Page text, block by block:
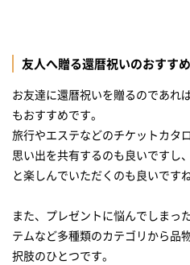
友人へ贈る還暦祝いのおすすめ
お友達に還暦祝いを贈るのであれ
もおすすめです。
旅行やエステなどのチケットカタ
思い出を共有するのも良いですし
と楽しんでいただくのも良いですね
また、プレゼントに悩んでしまっ
テムなど多種類のカテゴリから品
択肢のひとつです。